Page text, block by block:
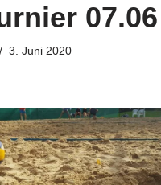
07.06
3. Juni 2020